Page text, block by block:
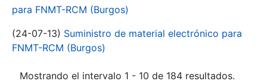
para FNMT-RCM (Burgos)
(24-07-13) Suministro de material electrónico para
FNMT-RCM (Burgos)
Mostrando el intervalo 1 - 10 de 184 resultados.